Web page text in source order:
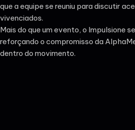
que a equipe se reuniu para discutir
vivenciados.
Mais do que um evento, o Impulsione
reforçando o compromisso da
dentro do movimento.